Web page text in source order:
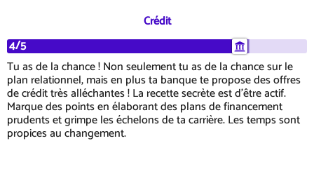
Crédit
4/5
Tu as de la chance ! Non seulement tu as de la chance sur le
plan relationnel, mais en plus ta banque te propose des offres
de crédit très alléchantes ! La recette secrète est d'être actif.
Marque des points en élaborant des plans de financement
prudents et grimpe les échelons de ta carrière. Les temps sont
propices au changement.